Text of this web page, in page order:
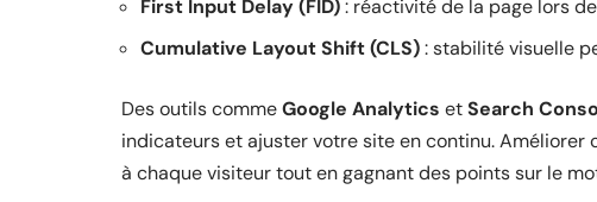
First Input Delay (FID): réactivité de la page lors
Cumulative Layout Shift (CLS): stabilité visuelle
Des outils commeGoogle Analytics etSearch
indicateurs et ajuster votre site en continu.
à chaque visiteur tout en gagnant des points sur le